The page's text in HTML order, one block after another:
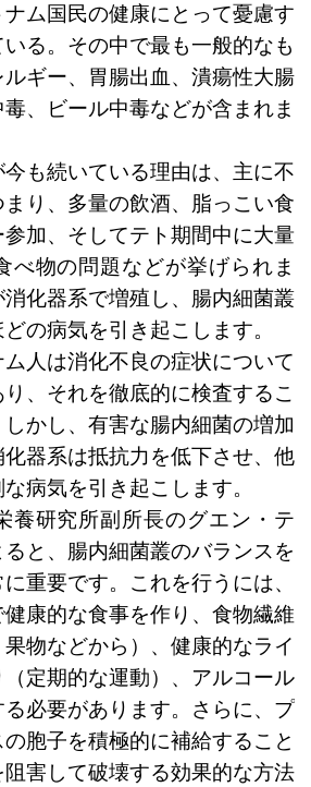
ム国民の健康にとって憂慮す
る。その中で最も一般的なも
ギー、胃腸出血、潰瘍性大腸
、ビール中毒などが含まれま
も続いている理由は、主に不
り、多量の飲酒、脂っこい食
加、そしてテト期間中に大量
べ物の問題などが挙げられま
化器系で増殖し、腸内細菌叢
の病気を引き起こします。
人は消化不良の症状について
、それを徹底的に検査するこ
かし、有害な腸内細菌の増加
器系は抵抗力を低下させ、他
病気を引き起こします。
養研究所副所長のグエン・テ
と、腸内細菌叢のバランスを
重要です。これを行うには、
康的な食事を作り、食物繊維
物などから）、健康的なライ
定期的な運動）、アルコール
必要があります。さらに、プ
胞子を積極的に補給すること
害して破壊する効果的な方法